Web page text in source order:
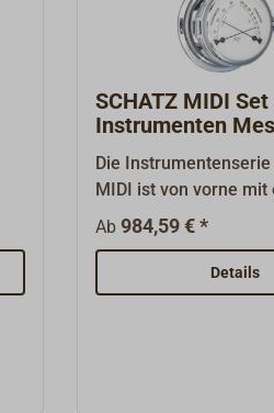
SCHATZ MIDI
Instrumenten
verchromt
Die Instrumentenserie
MIDI ist von vorne mit
Knebelverschluss
Batteriwechsel und alle
Einstellungen können
von vorne
Ab 984,59 € *
Details